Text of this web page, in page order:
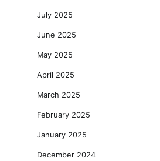
July 2025
June 2025
May 2025
April 2025
March 2025
February 2025
January 2025
December 2024